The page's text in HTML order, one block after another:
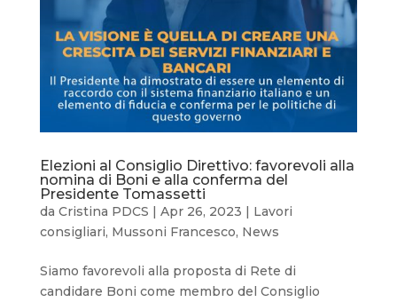
Elezioni al Consiglio Direttivo: favorevoli alla
nomina di Boni e alla conferma del
Presidente Tomassetti
da Cristina PDCS | Apr 26, 2023 | Lavori
consigliari, Mussoni Francesco, News
Siamo favorevoli alla proposta di Rete di
candidare Boni come membro del Consiglio